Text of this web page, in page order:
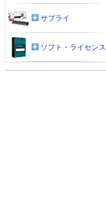
サプライ
ソフト・ライセンス